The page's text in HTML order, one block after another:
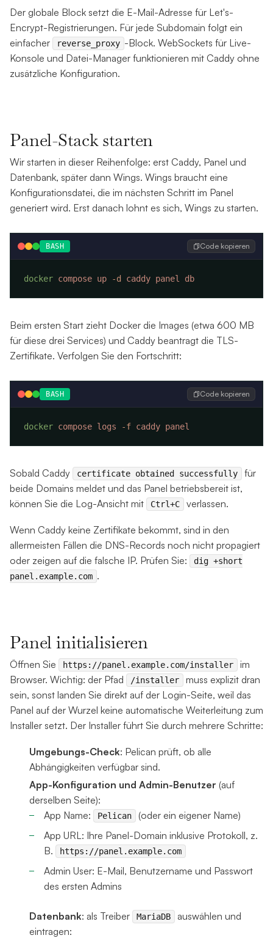
Der globale Block setzt die E-Mail-Adresse für Let's-
Encrypt-Registrierungen. Für jede Subdomain folgt ein
einfacher
reverse_proxy -Block. WebSockets für Live-
Konsole und Datei-Manager funktionieren mit Caddy ohne
zusätzliche Konfiguration.
Panel-Stack starten
Wir starten in dieser Reihenfolge: erst Caddy, Panel und
Datenbank, später dann Wings. Wings braucht eine
Konfigurationsdatei, die im nächsten Schritt im Panel
generiert wird. Erst danach lohnt es sich, Wings zu starten.
BASH Code kopieren
docker compose up -d caddy panel
Beim ersten Start zieht Docker die Images (etwa 600 MB
für diese drei Services) und Caddy beantragt die TLS-
Zertifikate. Verfolgen Sie den Fortschritt:
BASH Code kopieren
docker compose logs -f caddy
Sobald Caddy certificate obtained successfully
für
beide Domains meldet und das Panel betriebsbereit ist,
können Sie die Log-Ansicht mit
Ctrl+C verlassen.
Wenn Caddy keine Zertifikate bekommt, sind in den
allermeisten Fällen die DNS-Records noch nicht propagiert
oder zeigen auf die falsche IP. Prüfen Sie:
dig +short
panel.example.com .
Panel initialisieren
Öffnen Sie https://panel.example.com/installer
im
Browser. Wichtig: der Pfad
/installer
muss explizit dran
sein, sonst landen Sie direkt auf der Login-Seite, weil das
Panel auf der Wurzel keine automatische Weiterleitung zum
Installer setzt. Der Installer führt Sie durch mehrere Schritte:
Umgebungs-Check: Pelican prüft, ob alle
Abhängigkeiten verfügbar sind.
App-Konfiguration und Admin-Benutzer (auf
derselben Seite):
App Name:
Pelican
(oder ein eigener Name)
App URL: Ihre Panel-Domain inklusive Protokoll, z.
B.
https://panel.example.com
Admin User: E-Mail, Benutzername und Passwort
des ersten Admins
Datenbank: als Treiber MariaDB
auswählen und
eintragen: